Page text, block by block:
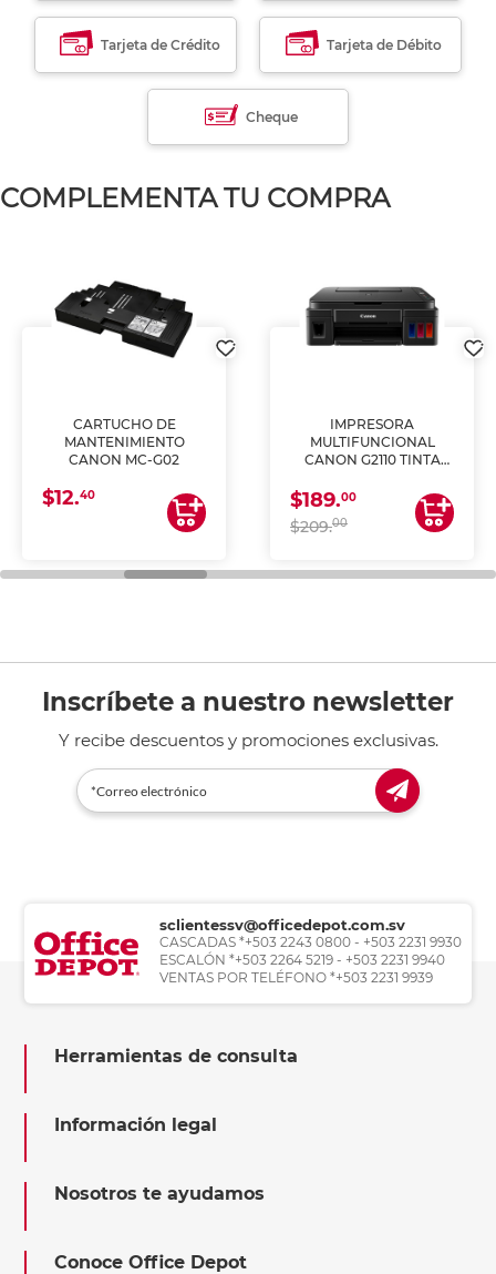
Tarjeta de Crédito Tarjeta de Débito
Cheque
COMPLEMENTA TU COMPRA
CARTUCHO DE
MANTENIMIENTO
CANON MC-G02
$12.40
IMPRESORA
MULTIFUNCIONAL
CANON G2110 TINTA
$189.00
$209.00
Inscríbete a nuestro newsletter
Y recibe descuentos y promociones exclusivas.
sclientessv@officedepot.com.sv
CASCADAS *+503 2243 0800 - +503 2231 9930
ESCALÓN *+503 2264 5219 - +503 2231 9940
VENTAS POR TELÉFONO *+503 2231 9939
Herramientas de consulta
Información legal
Nosotros te ayudamos
Conoce Office Depot